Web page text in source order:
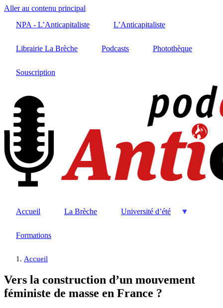
Aller au contenu principal
NPA - L’Anticapitaliste
L’Anticapitaliste
Librairie La Brèche Podcasts Photothèque
Souscription
Accueil La Brèche Université d’été
Formations
Accueil
Vers la construction d’un mouvement
féministe de masse en France ?